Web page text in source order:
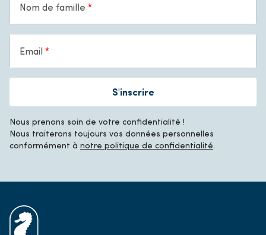
Nom de famille
Email
S'inscrire
Nous prenons soin de votre confidentialité !
Nous traiterons toujours vos données personnelles
conformément à notre politique de confidentialité.